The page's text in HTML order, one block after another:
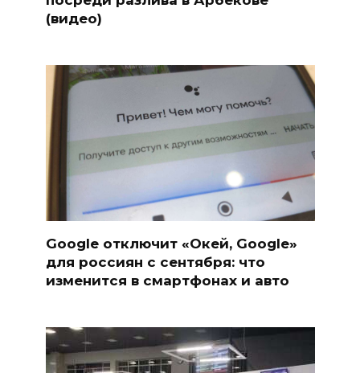
(видео)
Google отключит «Окей, Google»
для россиян с сентября: что
изменится в смартфонах и авто